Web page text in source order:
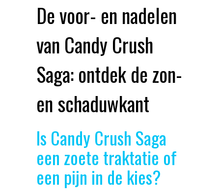
De voor- en nadelen
van Candy Crush
Saga: ontdek de zon-
en schaduwkant
Is Candy Crush Saga
een zoete traktatie of
een pijn in de kies?